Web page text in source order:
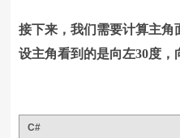
接下来，我们需要计算主
设主角看到的是向左30度，
C#